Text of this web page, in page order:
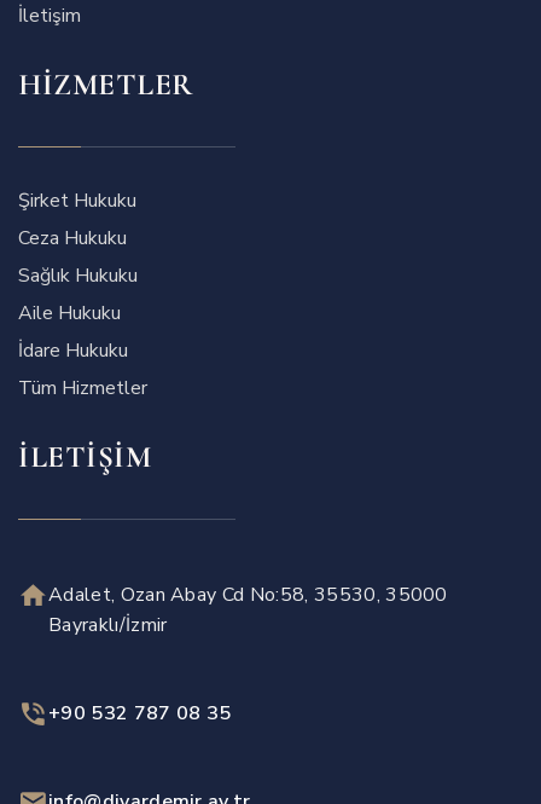
İletişim
HIZMETLER
Şirket Hukuku
Ceza Hukuku
Sağlık Hukuku
Aile Hukuku
İdare Hukuku
Tüm Hizmetler
İLETIŞIM
Adalet, Ozan Abay Cd No:58, 35530, 35000
Bayraklı/İzmir
+90 532 787 08 35